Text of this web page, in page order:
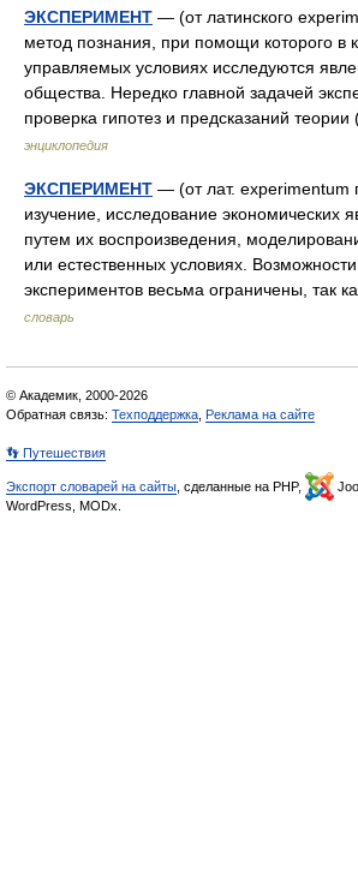
ЭКСПЕРИМЕНТ — (от латинского
метод познания, при помощи которого в
управляемых условиях исследуются
общества. Нередко главной задачей
проверка гипотез и предсказаний
энциклопедия
ЭКСПЕРИМЕНТ — (от лат. experimentum
изучение, исследование экономических
путем их воспроизведения,
или естественных условиях.
экспериментов весьма ограничены, так
словарь
© Академик, 2000-2026
Обратная связь: Техподдержка Реклама на сайте
👣 Путешествия
Экспорт словарей на сайты , сделанные на PHP,
WordPress, MODx.